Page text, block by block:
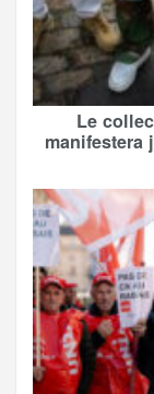
Le
manifestera